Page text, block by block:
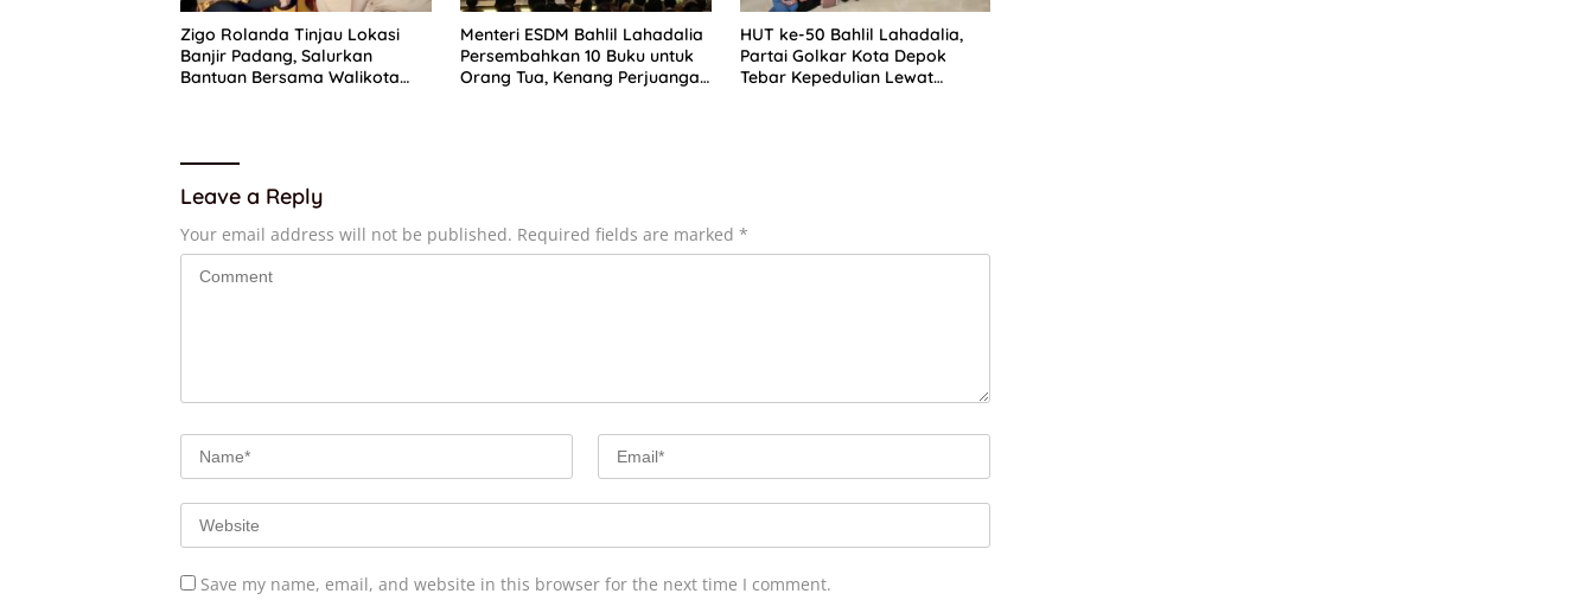
Zigo Rolanda Tinjau Lokasi
Banjir Padang, Salurkan
Bantuan Bersama Walikota
Menteri ESDM Bahlil Lahadalia
Persembahkan 10 Buku untuk
Orang Tua, Kenang Perjuangan
HUT ke-50 Bahlil Lahadalia,
Partai Golkar Kota Depok
Tebar Kepedulian Lewat
Leave a Reply
Your email address will not be published. Required fields are marked *
Save my name, email, and website in this browser for the next time I comment.